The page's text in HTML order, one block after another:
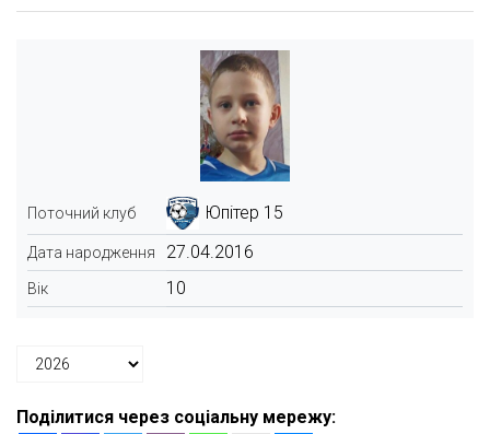
Поточний клуб Юпітер 15
Дата народження 27.04.2016
Вік 10
Поділитися через соціальну мережу: